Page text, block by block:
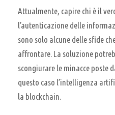
Attualmente, capire chi è il
l’autenticazione delle
sono solo alcune delle sfide
affrontare. La soluzione
scongiurare le minacce poste
questo caso l’intelligenza
la blockchain.